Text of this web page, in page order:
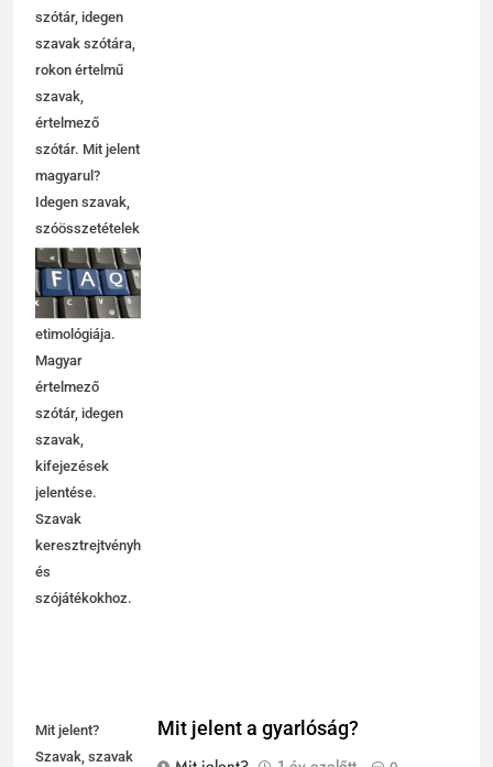
szinoníma
szótár, idegen
szavak szótára,
rokon értelmű
szavak,
értelmező
szótár. Mit jelent
magyarul?
Idegen szavak,
szóösszetételek
jelentése,
magyarázata,
használata,
etimológiája.
Magyar
értelmező
szótár, idegen
szavak,
kifejezések
jelentése.
Szavak
keresztrejtvényhez
Mit jelent?